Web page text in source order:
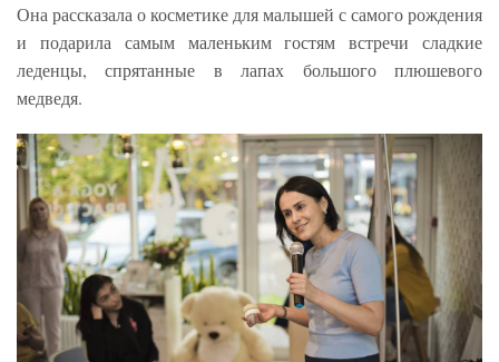
Она рассказала о косметике для малышей с самого рождения
и подарила самым маленьким гостям встречи сладкие
леденцы, спрятанные в лапах большого плюшевого
медведя.